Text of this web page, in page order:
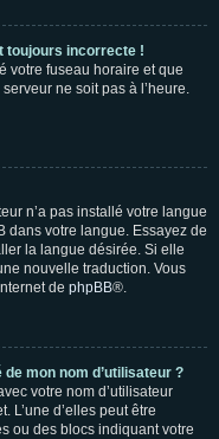
toujours incorrecte !
votre fuseau horaire et que
ne soit pas à l’heure.
n’a pas installé votre langue
dans votre langue. Essayez de
la langue désirée. Si elle
nouvelle traduction. Vous
de phpBB®.
mon nom d’utilisateur ?
votre nom d’utilisateur
L’une d’elles peut être
ou des blocs indiquant votre